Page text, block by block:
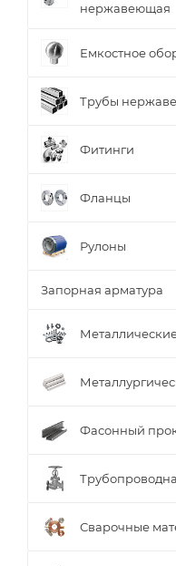
нержавеющая
Емкостное
Трубы
Фитинги
Фланцы
Рулоны
Запорная арматура
Фасонный
Сварочные